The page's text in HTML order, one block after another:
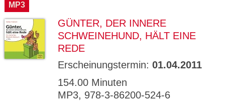
MP3
GÜNTER, DER INNERE
SCHWEINEHUND, HÄLT EINE
REDE
Erscheinungstermin: 01.04.2011
154.00 Minuten
MP3, 978-3-86200-524-6